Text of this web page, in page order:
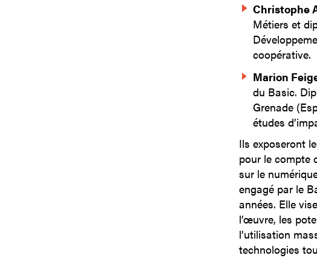
Christophe
Métiers et
coopérative.
Marion
du Basic.
Grenade
études
Ils exposeront
pour le compte
sur le
engagé par le
années. Elle
l’œuvre, les
l’utilisation
technologies